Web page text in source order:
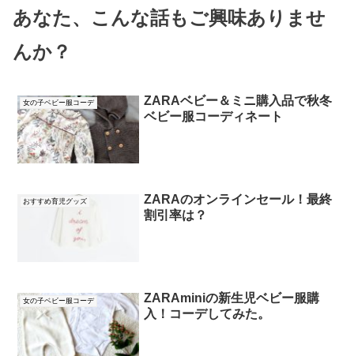
あなた、こんな話もご興味ありませ
んか？
女の子ベビー服コーデ
ZARAベビー＆ミニ購入品で秋冬
ベビー服コーディネート
おすすめ育児グッズ
ZARAのオンラインセール！最終
割引率は？
女の子ベビー服コーデ
ZARAminiの新生児ベビー服購
入！コーデしてみた。